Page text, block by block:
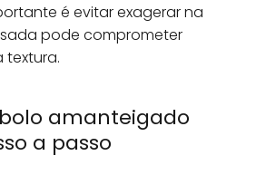
é evitar exagerar na
pode comprometer
amanteigado
a passo